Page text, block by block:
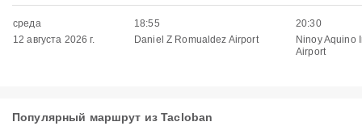
среда
12 августа 2026 г.
18:55
Daniel Z Romualdez Airport
20:30
Ninoy Aquino
Airport
Популярный маршрут из Tacloban